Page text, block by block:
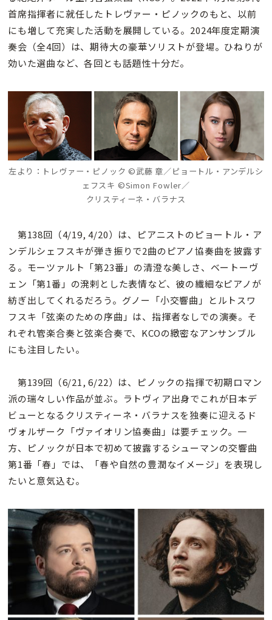
首席指揮者に就任したトレヴァー・ピノックのもと、以前
にも増して充実した活動を展開している。2024年度定期演
奏会（全4回）は、期待大の豪華ソリストが登場。ひねりが
効いた選曲など、各回とも話題性十分だ。
左より：トレヴァー・ピノック ©武藤 章／ピョートル・アンデルシ
ェフスキ ©Simon Fowler／
クリスティーネ・バラナス
第138回（4/19, 4/20）は、ピアニストのピョートル・ア
ンデルシェフスキが弾き振りで2曲のピアノ協奏曲を披露す
る。モーツァルト「第23番」の清澄な美しさ、ベートーヴ
ェン「第1番」の溌剌とした表情など、彼の繊細なピアノが
紡ぎ出してくれるだろう。グノー「小交響曲」とルトスワ
フスキ「弦楽のための序曲」は、指揮者なしでの演奏。そ
れぞれ管楽合奏と弦楽合奏で、KCOの緻密なアンサンブル
にも注目したい。
第139回（6/21, 6/22）は、ピノックの指揮で初期ロマン
派の瑞々しい作品が並ぶ。ラトヴィア出身でこれが日本デ
ビューとなるクリスティーネ・バラナスを独奏に迎えるド
ヴォルザーク「ヴァイオリン協奏曲」は要チェック。一
方、ピノックが日本で初めて披露するシューマンの交響曲
第1番「春」では、「春や自然の豊潤なイメージ」を表現し
たいと意気込む。